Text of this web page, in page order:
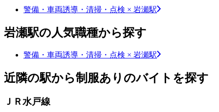
警備・車両誘導・清掃・点検 × 岩瀬駅
岩瀬駅の人気職種から探す
警備・車両誘導・清掃・点検 × 岩瀬駅
近隣の駅から制服ありのバイトを探す
ＪＲ水戸線